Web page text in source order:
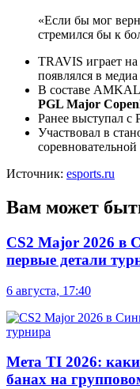
«Если бы мог
стремился бы к
TRAVIS играет на
появлялся в
В составе
PGL Major
Ранее выступал с
Участвовал в
Источник: esports.ru
Вам может
CS2 Major 2026 в
первые детали
6 августа, 17:40
Мета TI 2026:
банах на